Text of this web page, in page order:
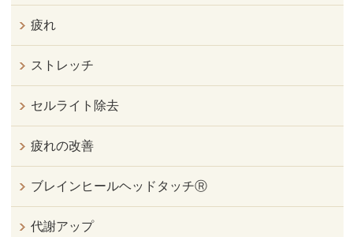
疲れ
ストレッチ
セルライト除去
疲れの改善
ブレインヒールヘッドタッチⓇ
代謝アップ